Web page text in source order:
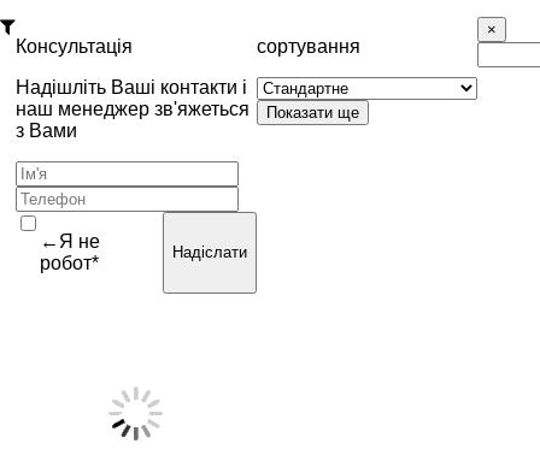
Консультація
Надішліть Ваші контакти і
наш менеджер зв'яжеться
з Вами
←Я не
робот*
Надіслати
сортування